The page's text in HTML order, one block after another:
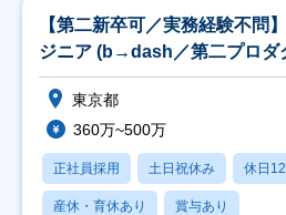
【第二新卒可／実務経験不問
ジニア (b→dash／第二プロダ
東京都
360万~500万
正社員採用 土日祝休み 休日
産休・育休あり 賞与あり